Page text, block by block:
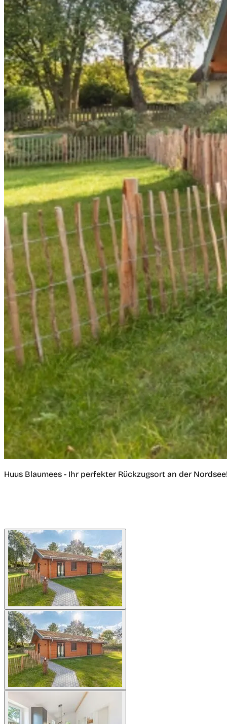
Huus Blaumees - Ihr perfekter Rückzugsort an der